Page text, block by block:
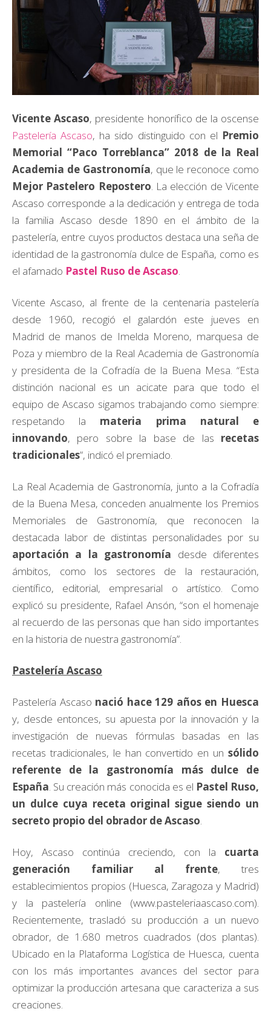
Vicente Ascaso, presidente honorífico de la oscense
Pastelería Ascaso, ha sido distinguido con el Premio
Memorial “Paco Torreblanca” 2018 de la Real
Academia de Gastronomía, que le reconoce como
Mejor Pastelero Repostero. La elección de Vicente
Ascaso corresponde a la dedicación y entrega de toda
la familia Ascaso desde 1890 en el ámbito de la
pastelería, entre cuyos productos destaca una seña de
identidad de la gastronomía dulce de España, como es
el afamado Pastel Ruso de Ascaso.
Vicente Ascaso, al frente de la centenaria pastelería
desde 1960, recogió el galardón este jueves en
Madrid de manos de Imelda Moreno, marquesa de
Poza y miembro de la Real Academia de Gastronomía
y presidenta de la Cofradía de la Buena Mesa. “Esta
distinción nacional es un acicate para que todo el
equipo de Ascaso sigamos trabajando como siempre:
respetando la materia prima natural e
innovando, pero sobre la base de las recetas
tradicionales”, indicó el premiado.
La Real Academia de Gastronomía, junto a la Cofradía
de la Buena Mesa, conceden anualmente los Premios
Memoriales de Gastronomía, que reconocen la
destacada labor de distintas personalidades por su
aportación a la gastronomía desde diferentes
ámbitos, como los sectores de la restauración,
científico, editorial, empresarial o artístico. Como
explicó su presidente, Rafael Ansón, “son el homenaje
al recuerdo de las personas que han sido importantes
en la historia de nuestra gastronomía”.
Pastelería Ascaso
Pastelería Ascaso nació hace 129 años en Huesca
y, desde entonces, su apuesta por la innovación y la
investigación de nuevas fórmulas basadas en las
recetas tradicionales, le han convertido en un sólido
referente de la gastronomía más dulce de
España. Su creación más conocida es el Pastel Ruso,
un dulce cuya receta original sigue siendo un
secreto propio del obrador de Ascaso.
Hoy, Ascaso continúa creciendo, con la cuarta
generación familiar al frente, tres
establecimientos propios (Huesca, Zaragoza y Madrid)
y la pastelería online (www.pasteleriaascaso.com).
Recientemente, trasladó su producción a un nuevo
obrador, de 1.680 metros cuadrados (dos plantas).
Ubicado en la Plataforma Logística de Huesca, cuenta
con los más importantes avances del sector para
optimizar la producción artesana que caracteriza a sus
creaciones.